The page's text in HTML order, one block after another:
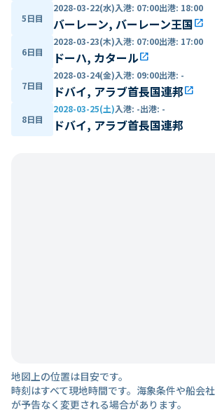
5日目
2028-03-22(水)入港: 07:00出港: 18:00
バーレーン, バーレーン王国open_in_new
6日目
2028-03-23(木)入港: 07:00出港: 17:00
ドーハ, カタールopen_in_new
7日目
2028-03-24(金)入港: 09:00出港: -
ドバイ, アラブ首長国連邦open_in_new
8日目
2028-03-25(土)入港: -出港: -
ドバイ, アラブ首長国連邦
地図上の位置は目安です。
時刻はすべて現地時間です。海象条件や船会
が予告なく変更される場合があります。